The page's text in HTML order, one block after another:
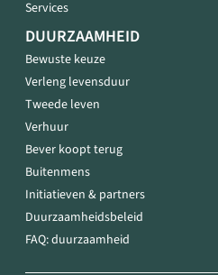
Services
DUURZAAMHEID
Bewuste keuze
Verleng levensduur
Tweede leven
Verhuur
Bever koopt terug
Buitenmens
Initiatieven & partners
Duurzaamheidsbeleid
FAQ: duurzaamheid